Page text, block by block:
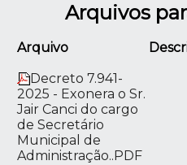
Arquivos
Arquivo
Decreto 7.941-
2025 - Exonera o Sr.
Jair Canci do cargo
de Secretário
Municipal de
Administração..PDF